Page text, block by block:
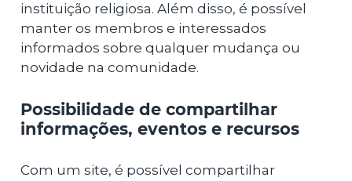
instituição religiosa. Além disso, é possível
manter os membros e interessados
informados sobre qualquer mudança ou
novidade na comunidade.
Possibilidade de compartilhar
informações, eventos e recursos
Com um site, é possível compartilhar